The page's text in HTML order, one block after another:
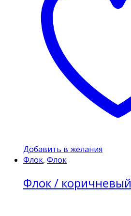
Добавить в желания
Флок, Флок
Флок / коричневый